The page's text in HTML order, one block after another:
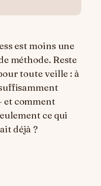
est moins une
méthode. Reste
toute veille : à
comment
ce qui
déjà ?